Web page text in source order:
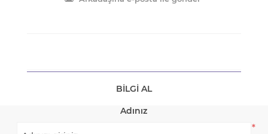
BILGI AL
Adınız
*